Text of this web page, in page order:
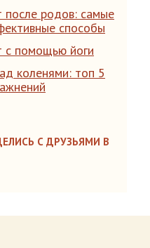
после родов: самые
способы
с помощью йоги
коленями: топ 5
С ДРУЗЬЯМИ В